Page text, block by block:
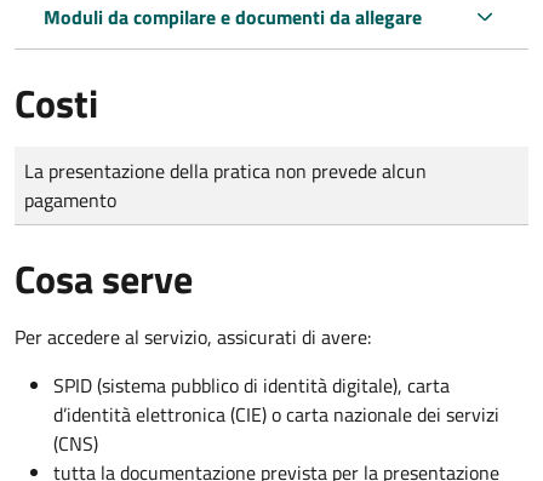
Moduli da compilare e documenti da allegare
Costi
Tipo di pagamento
Importo
La presentazione della pratica non prevede alcun
pagamento
Cosa serve
Per accedere al servizio, assicurati di avere:
SPID (sistema pubblico di identità digitale), carta
d’identità elettronica (CIE) o carta nazionale dei servizi
(CNS)
tutta la documentazione prevista per la presentazione